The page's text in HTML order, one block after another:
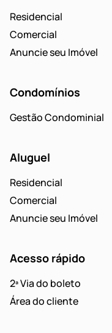
Residencial
Comercial
Anuncie seu Imóvel
Condomínios
Gestão Condominial
Aluguel
Residencial
Comercial
Anuncie seu Imóvel
Acesso rápido
2ª Via do boleto
Área do cliente